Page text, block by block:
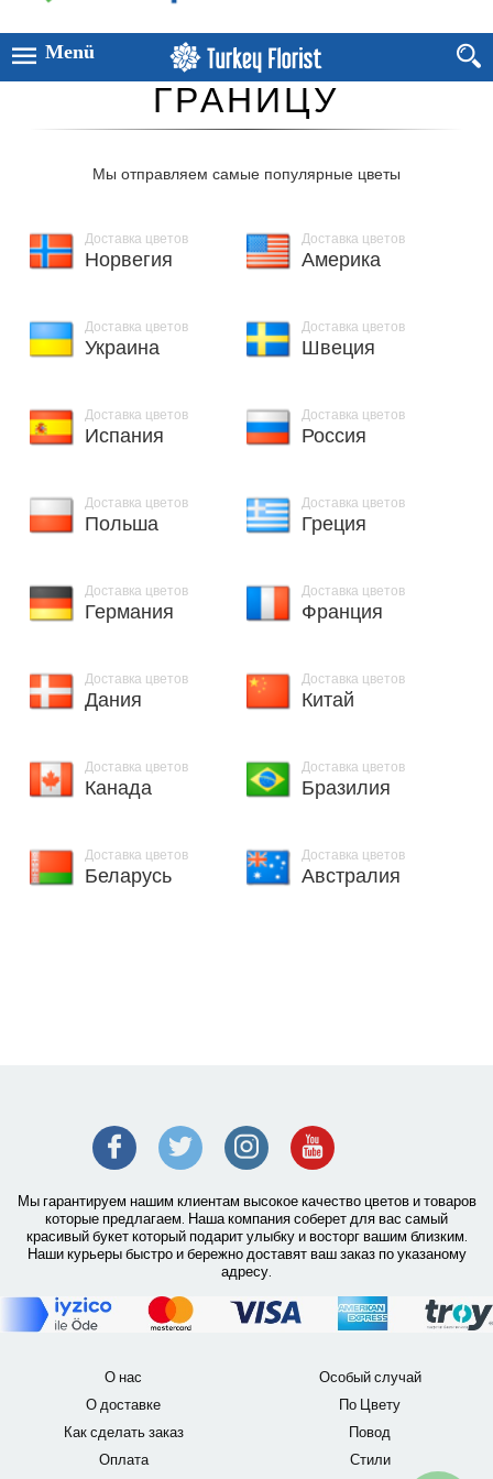
Menü
ЗАКАЗ ЦВЕТОВ ЗА
ГРАНИЦУ
Мы отправляем самые популярные цветы
Доставка цветов
Норвегия
Доставка цветов
Америка
Доставка цветов
Украина
Доставка цветов
Швеция
Доставка цветов
Испания
Доставка цветов
Россия
Доставка цветов
Польша
Доставка цветов
Греция
Доставка цветов
Германия
Доставка цветов
Франция
Доставка цветов
Дания
Доставка цветов
Китай
Доставка цветов
Канада
Доставка цветов
Бразилия
Доставка цветов
Беларусь
Доставка цветов
Австралия
Мы гарантируем нашим клиентам высокое качество цветов и товаров
которые предлагаем. Наша компания соберет для вас самый
красивый букет который подарит улыбку и восторг вашим близким.
Наши курьеры быстро и бережно доставят ваш заказ по указаному
адресу.
О нас
О доставке
Как сделать заказ
Оплата
Особый случай
По Цвету
Повод
Стили